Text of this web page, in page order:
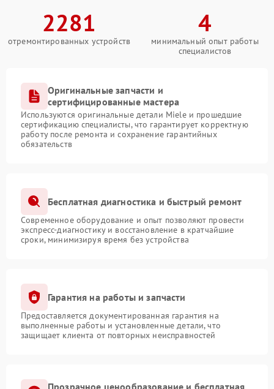
2281
отремонтированных устройств
4
минимальный опыт работы
специалистов
Оригинальные запчасти и
сертифицированные мастера
Используются оригинальные детали Miele и прошедшие
сертификацию специалисты, что гарантирует корректную
работу после ремонта и сохранение гарантийных
обязательств
Бесплатная диагностика и быстрый ремонт
Современное оборудование и опыт позволяют провести
экспресс-диагностику и восстановление в кратчайшие
сроки, минимизируя время без устройства
Гарантия на работы и запчасти
Предоставляется документированная гарантия на
выполненные работы и установленные детали, что
защищает клиента от повторных неисправностей
Прозрачное ценообразование и бесплатная